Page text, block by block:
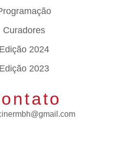
Curadores
Edição 2024
Edição 2023